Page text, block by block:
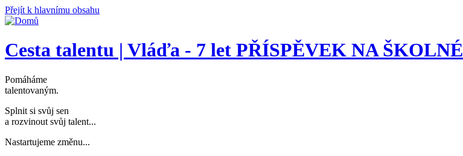
Přejít k hlavnímu obsahu
Cesta talentu | Vláďa - 7 let PŘÍSPĚVEK NA ŠKOLNÉ
Pomáháme
talentovaným.
Splnit si svůj sen
a rozvinout svůj talent...
Nastartujeme změnu...